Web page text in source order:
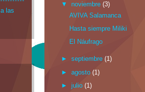
a las
▼ noviembre(3)
AVIVA Salamanca
Hasta siempre Miliki
El Náufrago
►septiembre(1)
►agosto(1)
►julio(1)